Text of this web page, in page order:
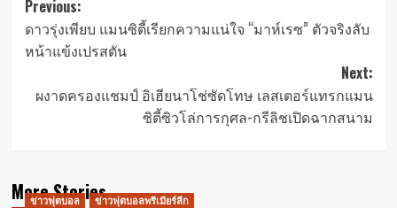
Post
navigation
Previous:
ดาวรุ่งเพียบ แมนซิตี้เรียกความแน่ใจ “มาห์เรซ” ตัวจริงลับ
หน้าแข้งเปรสตัน
Next:
ผงาดครองแชมป์ อิเฮียนาโช่ซัดโทษ เลสเตอร์แทรกแมน
ซิตี้ซิวโล่การกุศล-กรีลิชเปิดฉากสนาม
More Stories
ข่าวฟุตบอล ข่าวฟุตบอลพรีเมียร์ลีก